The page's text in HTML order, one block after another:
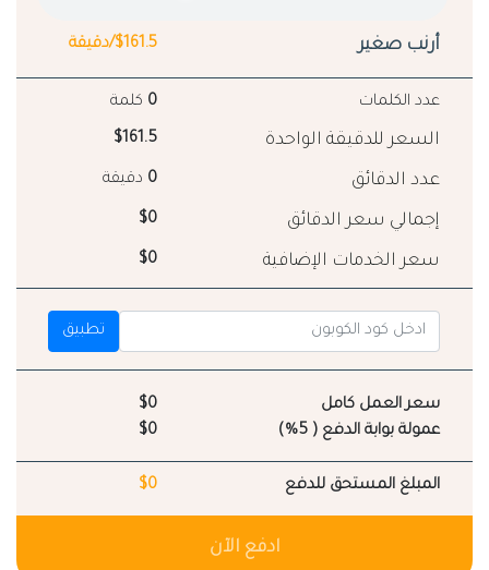
أرنب صغير $161.5/دقيقة
عدد الكلمات 0 كلمة
السعر للدقيقة الواحدة $161.5
عدد الدقائق 0 دقيقة
إجمالي سعر الدقائق $0
سعر الخدمات الإضافية $0
تطبيق
سعر العمل كامل
$0
عمولة بوابة الدفع ( 5%)
$0
المبلغ المستحق للدفع $0
ادفع الآن